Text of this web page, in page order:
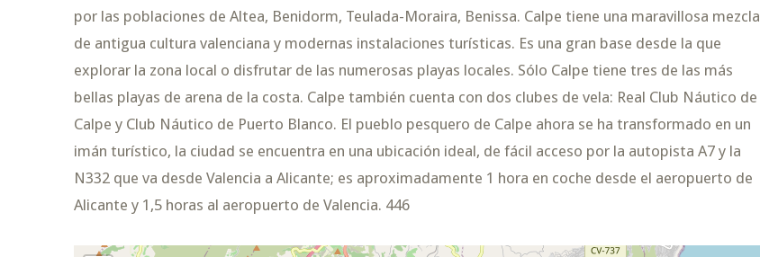
por las poblaciones de Altea, Benidorm, Teulada-Moraira, Benissa. Calpe tiene una maravillosa mezcla
de antigua cultura valenciana y modernas instalaciones turísticas. Es una gran base desde la que
explorar la zona local o disfrutar de las numerosas playas locales. Sólo Calpe tiene tres de las más
bellas playas de arena de la costa. Calpe también cuenta con dos clubes de vela: Real Club Náutico de
Calpe y Club Náutico de Puerto Blanco. El pueblo pesquero de Calpe ahora se ha transformado en un
imán turístico, la ciudad se encuentra en una ubicación ideal, de fácil acceso por la autopista A7 y la
N332 que va desde Valencia a Alicante; es aproximadamente 1 hora en coche desde el aeropuerto de
Alicante y 1,5 horas al aeropuerto de Valencia. 446